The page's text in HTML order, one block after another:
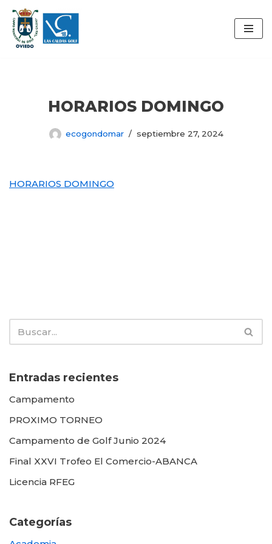
Saltar
al
HORARIOS DOMINGO
ecogondomar septiembre 27, 2024
HORARIOS DOMINGO
Entradas recientes
Campamento
PROXIMO TORNEO
Campamento de Golf Junio 2024
Final XXVI Trofeo El Comercio-ABANCA
Licencia RFEG
Categorías